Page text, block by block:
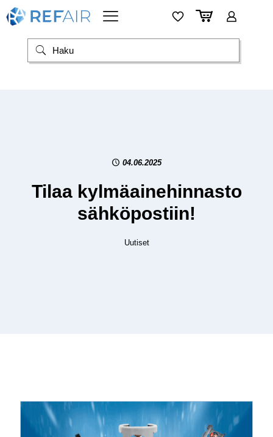
04.06.2025
Tilaa kylmäainehinnasto
sähköpostiin!
Uutiset